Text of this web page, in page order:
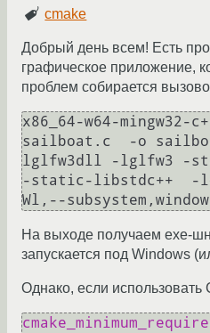
cmake
Добрый день всем! Есть
графическое приложение,
проблем собирается
x86_64-w64-mingw32-
sailboat.c  -o
lglfw3dll -lglfw3 -
-static-libstdc++  -
Wl,--
На выходе получаем exe-
запускается под Windows
Однако, если использовать